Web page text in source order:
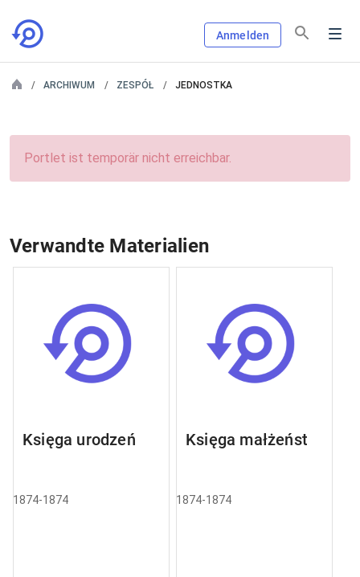
Anmelden
ARCHIWUM ZESPÓŁ JEDNOSTKA
Portlet ist temporär nicht erreichbar.
Verwandte Materialien
Księga urodzeń
1874-1874
Księga małżeństw
1874-1874